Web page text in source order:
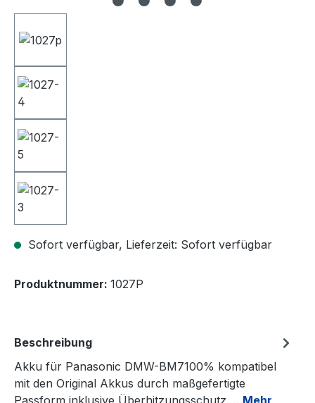
Sofort verfügbar, Lieferzeit: Sofort verfügbar
Produktnummer: 1027P
Beschreibung
Akku für Panasonic DMW-BM7100% kompatibel
mit den Original Akkus durch maßgefertigte
Passform inklusive Überhitzungsschutz.… Mehr